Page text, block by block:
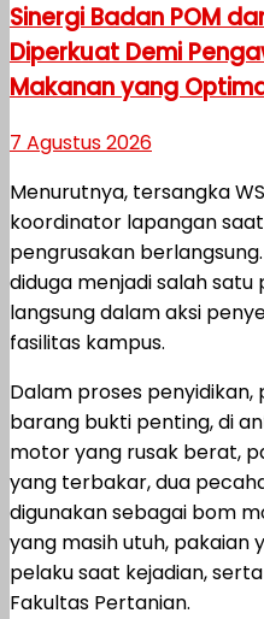
Sinergi Badan POM
Diperkuat Demi
Makanan yang
7 Agustus 2026
Menurutnya, tersangka
koordinator lapangan
pengrusakan
diduga menjadi salah
langsung dalam aksi
fasilitas kampus.
Dalam proses penyidikan,
barang bukti penting, di
motor yang rusak berat,
yang terbakar, dua
digunakan sebagai bom
yang masih utuh, pakaian
pelaku saat kejadian,
Fakultas Pertanian.